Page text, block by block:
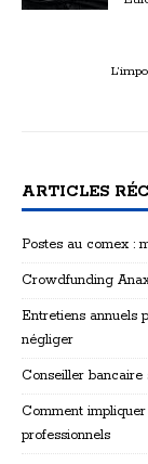
ARTICLES
Postes au comex :
Crowdfunding
Entretiens annuels
négliger
Conseiller bancaire
Comment
professionnels